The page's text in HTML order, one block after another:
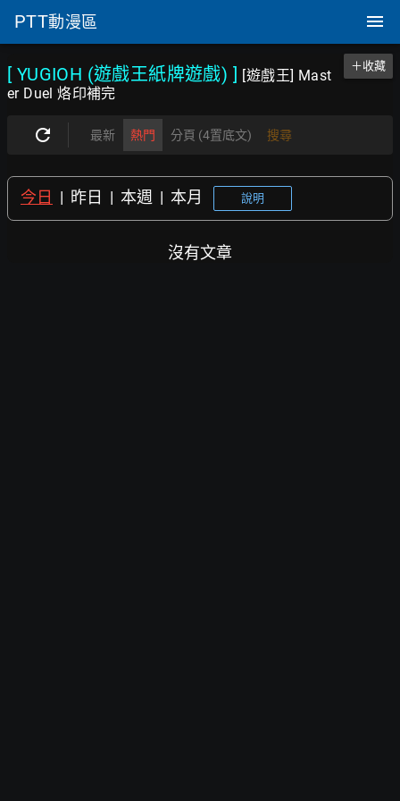
PTT動漫區
[ YUGIOH (遊戲王紙牌遊戲) ] [遊戲王] Mast
er Duel 烙印補完
＋收藏
最新 熱門 分頁 (4置底文) 搜尋
今日 | 昨日 | 本週 | 本月 說明
沒有文章